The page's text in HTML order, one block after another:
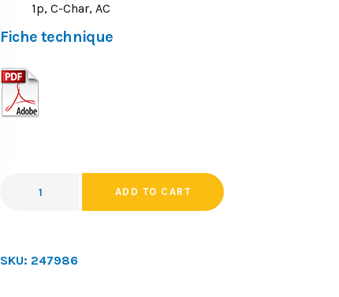
1p, C-Char, AC
Fiche technique
ADD TO CART
SKU: 247986